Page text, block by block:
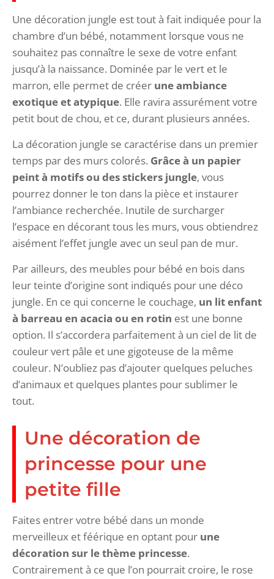
Une décoration jungle est tout à fait indiquée pour la
chambre d’un bébé, notamment lorsque vous ne
souhaitez pas connaître le sexe de votre enfant
jusqu’à la naissance. Dominée par le vert et le
marron, elle permet de créer une ambiance
exotique et atypique. Elle ravira assurément votre
petit bout de chou, et ce, durant plusieurs années.
La décoration jungle se caractérise dans un premier
temps par des murs colorés. Grâce à un papier
peint à motifs ou des stickers jungle, vous
pourrez donner le ton dans la pièce et instaurer
l’ambiance recherchée. Inutile de surcharger
l’espace en décorant tous les murs, vous obtiendrez
aisément l’effet jungle avec un seul pan de mur.
Par ailleurs, des meubles pour bébé en bois dans
leur teinte d’origine sont indiqués pour une déco
jungle. En ce qui concerne le couchage, un lit enfant
à barreau en acacia ou en rotin est une bonne
option. Il s’accordera parfaitement à un ciel de lit de
couleur vert pâle et une gigoteuse de la même
couleur. N’oubliez pas d’ajouter quelques peluches
d’animaux et quelques plantes pour sublimer le
tout.
Une décoration de
princesse pour une
petite fille
Faites entrer votre bébé dans un monde
merveilleux et féérique en optant pour une
décoration sur le thème princesse.
Contrairement à ce que l’on pourrait croire, le rose